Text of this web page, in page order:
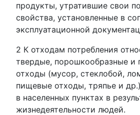
продукты, утратившие свои
свойства, установленные в
эксплуатационной
2 К отходам потребления
твердые, порошкообразные и
отходы (мусор, стеклобой,
пищевые отходы, тряпье и
в населенных пунктах в
жизнедеятельности людей.